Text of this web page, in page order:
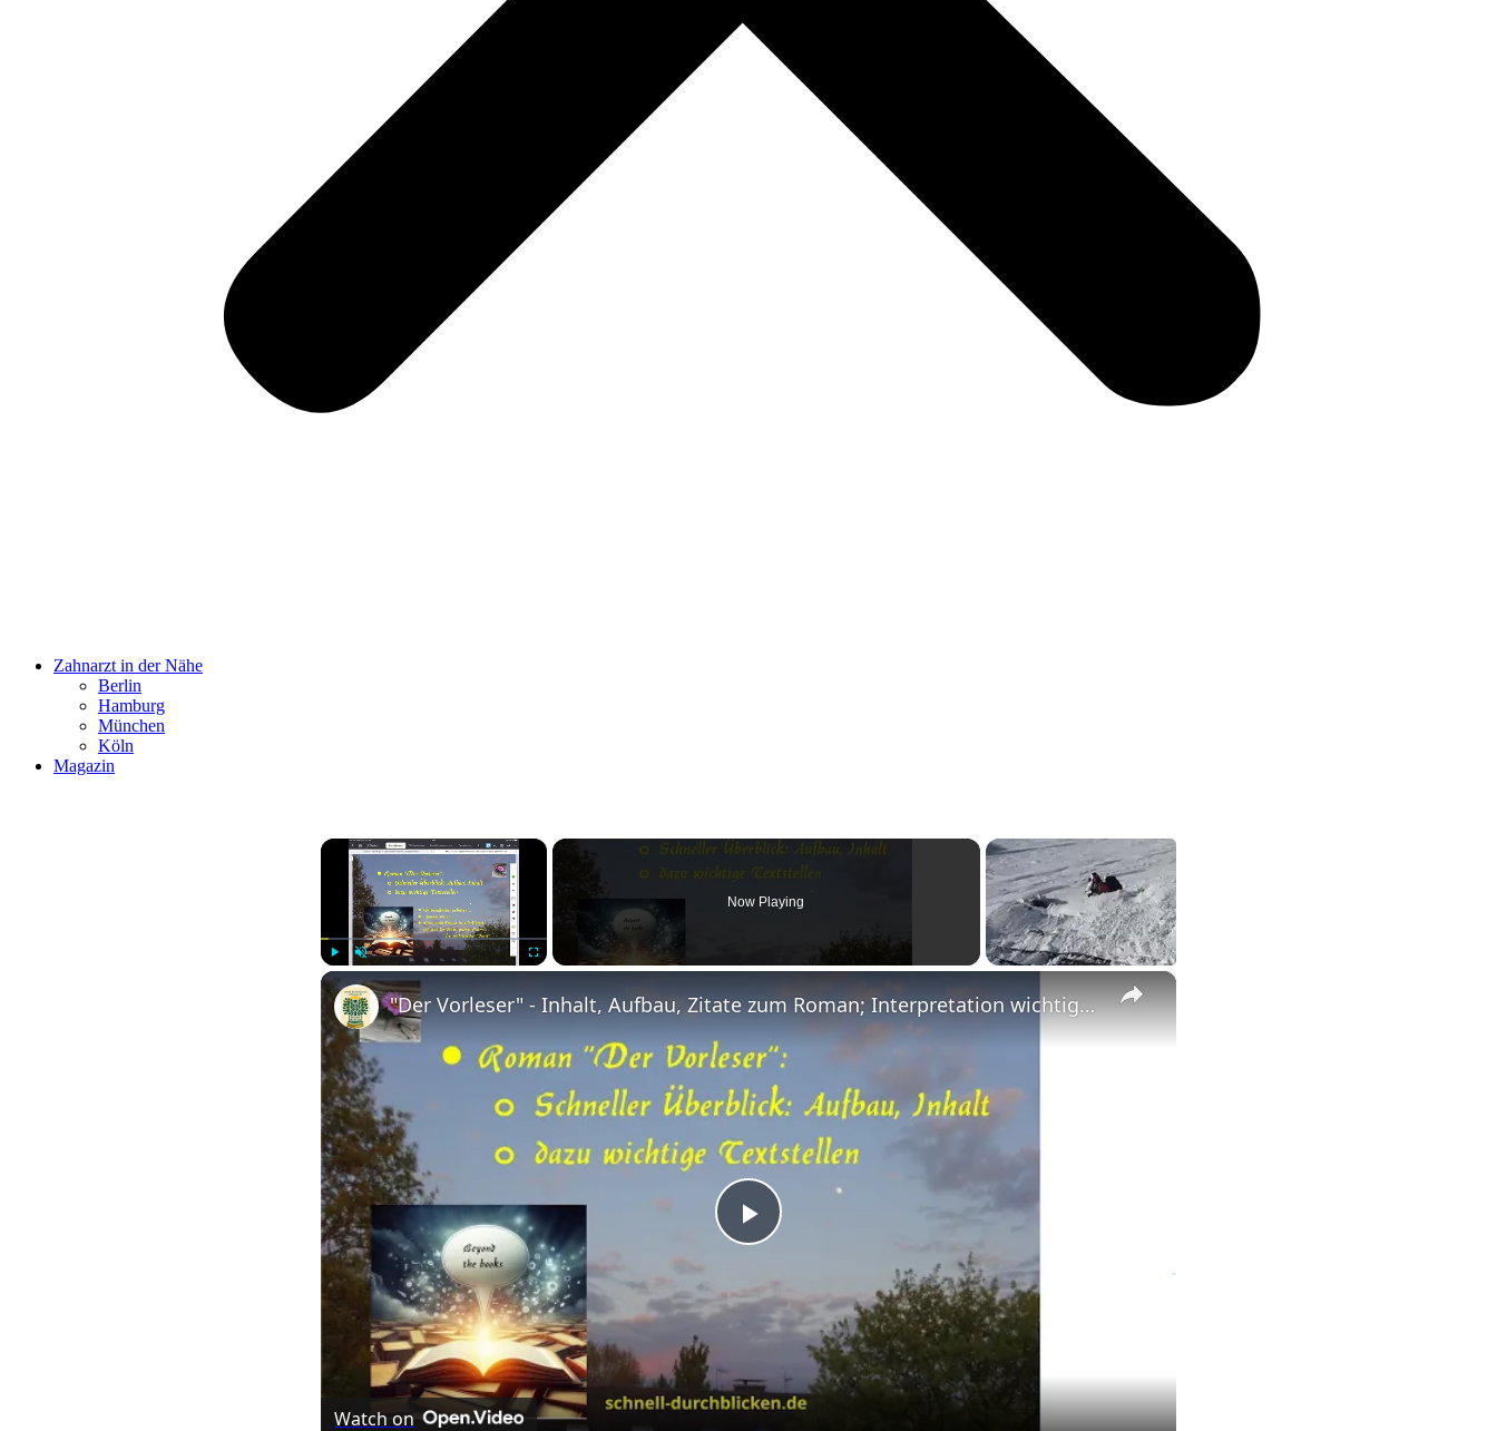
Zahnarzt in der Nähe
Berlin
Hamburg
München
Köln
Magazin
×
Now Playing
×
Play
Video
"Der Vorleser" - Inhalt, Aufbau, Zitate zum Roman; Interpretation wichtiger Stellen, z.B. "Liebe"
Watch on